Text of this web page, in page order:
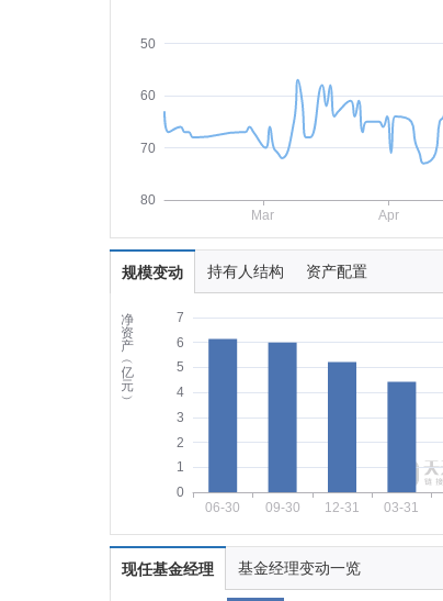
50
60
70
80
Mar
Apr
规模变动 持有人结构 资产配置
净
资
产
︵
亿
元
︶
0
1
2
3
4
5
6
7
06-30 09-30 12-31 03-31
现任基金经理 基金经理变动一览